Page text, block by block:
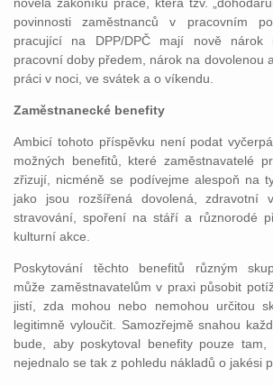
povinnosti zaměstnanců v pracovním
pracující na DPP/DPČ mají nově nárok
pracovní doby předem, nárok na dovolenou
práci v noci, ve svátek a o víkendu.
Zaměstnanecké benefity
Ambicí tohoto příspěvku není podat
možných benefitů, které zaměstnavatelé
zřizují, nicméně se podívejme alespoň na
jako jsou rozšířená dovolená, zdravotní
stravování, spoření na stáří a různorodé
kulturní akce.
Poskytování těchto benefitů různým
může zaměstnavatelům v praxi působit
jistí, zda mohou nebo nemohou určitou
legitimně vyloučit. Samozřejmě snahou
bude, aby poskytoval benefity pouze
nejednalo se tak z pohledu nákladů o jakési